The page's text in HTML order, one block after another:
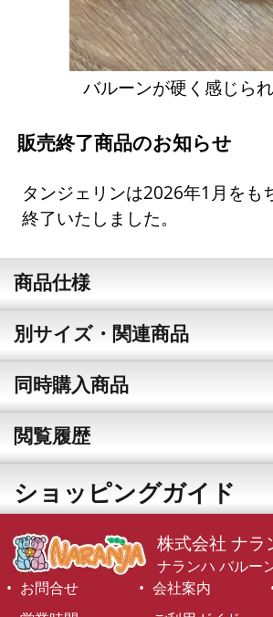
バルーンが硬く感じら
販売終了商品のお知らせ
タンジェリンは2026年1月をも
終了いたしました。
商品仕様
別サイズ・関連商品
同時購入商品
閲覧履歴
ショッピングガイド
株式会社 ナラ
ナランハ バルー
お問合せ
会社案内